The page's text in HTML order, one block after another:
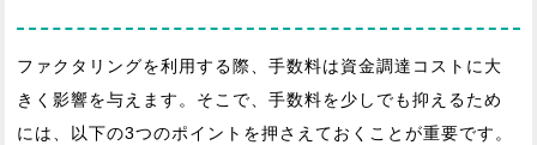
ファクタリングを利用する際、手数料は資金調達コストに大
きく影響を与えます。そこで、手数料を少しでも抑えるため
には、以下の3つのポイントを押さえておくことが重要です。